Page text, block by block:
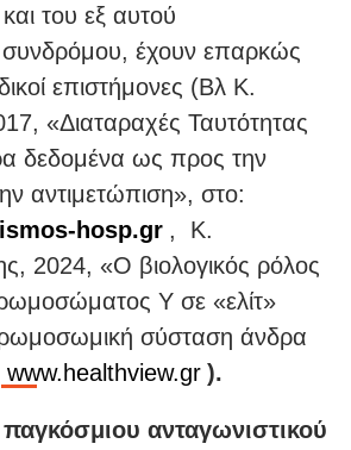
του εξ αυτού
έχουν επαρκώς
επιστήμονες (Βλ Κ.
«Διαταραχές Ταυτότητας
δεδομένα ως προς την
αντιμετώπιση», στο:
hosp.gr , Κ.
2024, «Ο βιολογικός ρόλος
Y σε «ελίτ»
σύσταση άνδρα
www.healthview.gr ).
παγκόσμιου ανταγωνιστικού